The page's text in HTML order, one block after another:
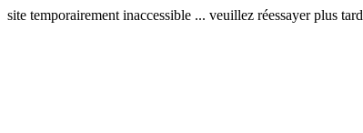
site temporairement inaccessible ... veuillez réessayer plus tard